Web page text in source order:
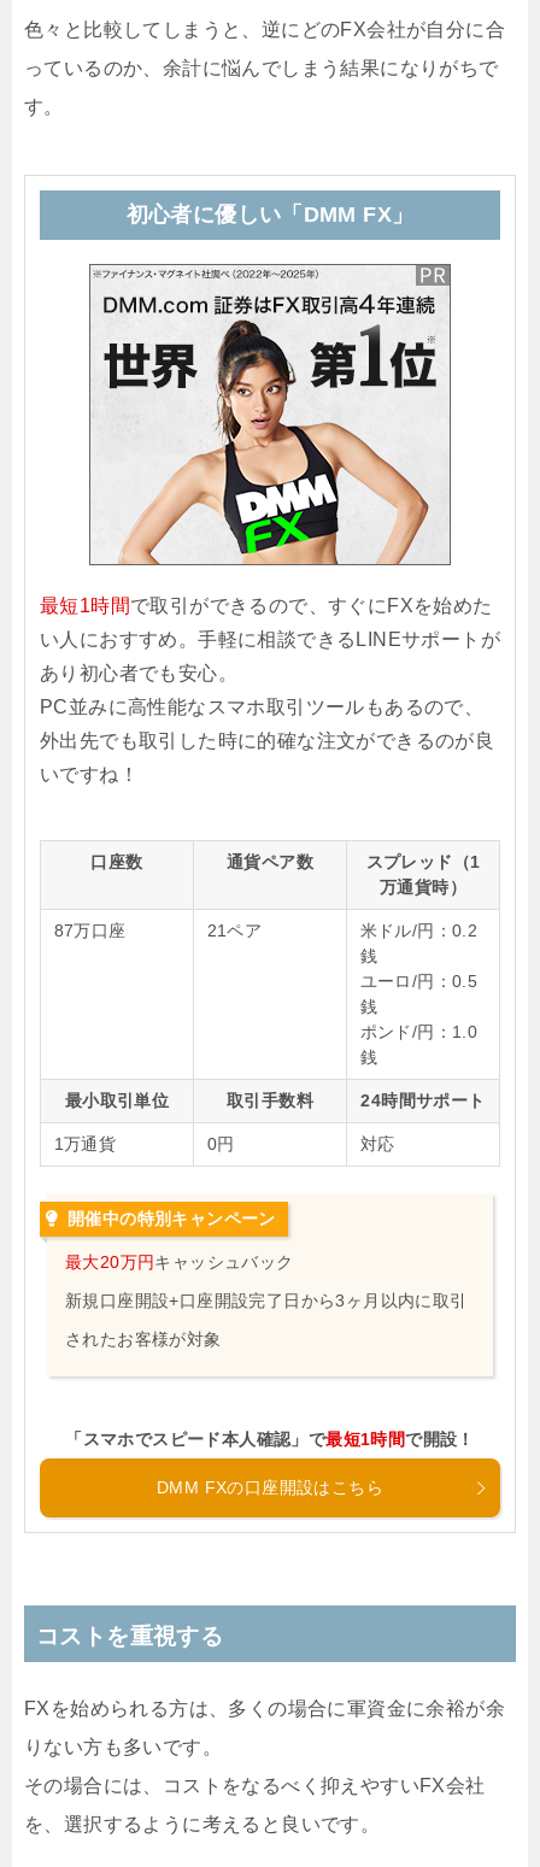
色々と比較してしまうと、逆にどのFX会社が自分に合
っているのか、余計に悩んでしまう結果になりがちで
す。
初心者に優しい「DMM FX」
最短1時間で取引ができるので、すぐにFXを始めた
い人におすすめ。手軽に相談できるLINEサポートが
あり初心者でも安心。
PC並みに高性能なスマホ取引ツールもあるので、
外出先でも取引した時に的確な注文ができるのが良
いですね！
口座数 通貨ペア数
スプレッド（1
万通貨時）
87万口座 21ペア
米ドル/円：0.2
銭
ユーロ/円：0.5
銭
ポンド/円：1.0
銭
最小取引単位 取引手数料 24時間サポート
1万通貨 0円 対応
開催中の特別キャンペーン
最大20万円キャッシュバック
新規口座開設+口座開設完了日から3ヶ月以内に取引
されたお客様が対象
「スマホでスピード本人確認」で最短1時間で開設！
DMM FXの口座開設はこちら
コストを重視する
FXを始められる方は、多くの場合に軍資金に余裕が余
りない方も多いです。
その場合には、コストをなるべく抑えやすいFX会社
を、選択するように考えると良いです。